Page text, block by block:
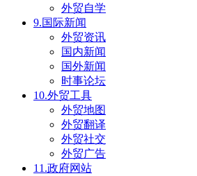
外贸自学
9.国际新闻
外贸资讯
国内新闻
国外新闻
时事论坛
10.外贸工具
外贸地图
外贸翻译
外贸社交
外贸广告
11.政府网站